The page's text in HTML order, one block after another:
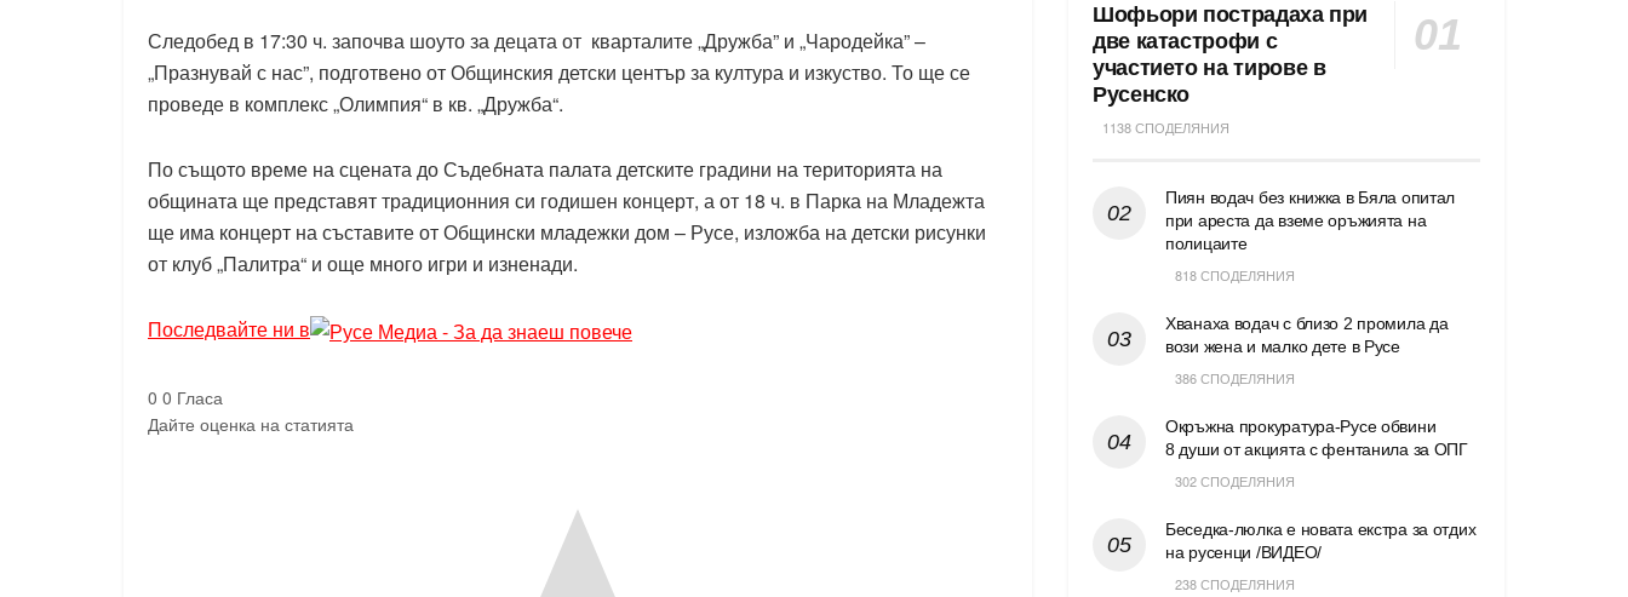
Следобед в 17:30 ч. започва шоуто за децата от кварталите „Дружба” и „Чародейка” –
„Празнувай с нас”, подготвено от Общинския детски център за култура и изкуство. То ще се
проведе в комплекс „Олимпия“ в кв. „Дружба“.
По същото време на сцената до Съдебната палата детските градини на територията на
общината ще представят традиционния си годишен концерт, а от 18 ч. в Парка на Младежта
ще има концерт на съставите от Общински младежки дом – Русе, изложба на детски рисунки
от клуб „Палитра“ и още много игри и изненади.
Последвайте ни в
0 0 Гласа
Дайте оценка на статията
Шофьори пострадаха при
две катастрофи с
участието на тирове в
Русенско
1138 СПОДЕЛЯНИЯ
Пиян водач без книжка в Бяла опитал
при ареста да вземе оръжията на
полицаите
818 СПОДЕЛЯНИЯ
Хванаха водач с близо 2 промила да
вози жена и малко дете в Русе
386 СПОДЕЛЯНИЯ
Окръжна прокуратура-Русе обвини
8 души от акцията с фентанила за ОПГ
302 СПОДЕЛЯНИЯ
Беседка-люлка е новата екстра за отдих
на русенци /ВИДЕО/
238 СПОДЕЛЯНИЯ